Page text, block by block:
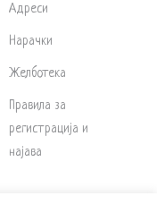
Адреси
Нарачки
Желботека
Правила за
регистрација и
најава